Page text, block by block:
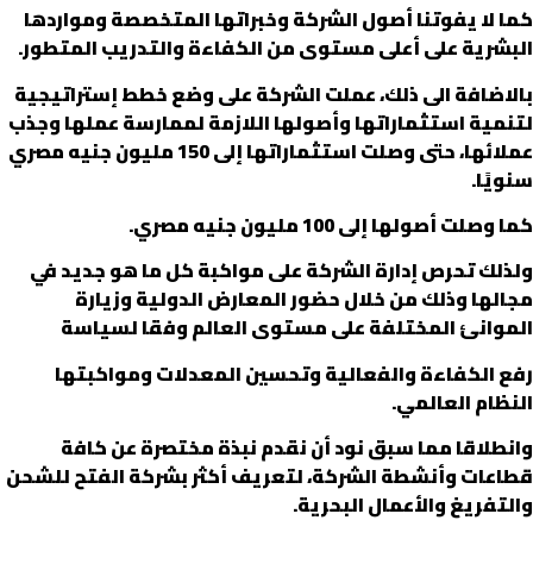
كما لا يفوتنا أصول الشركة وخبراتها المتخصصة ومواردها
البشرية على أعلى مستوى من الكفاءة والتدريب المتطور.
بالاضافة الى ذلك، عملت الشركة على وضع خطط إستراتيجية
لتنمية استثماراتها وأصولها اللازمة لممارسة عملها وجذب
عملائها، حتى وصلت استثماراتها إلى 150 مليون جنيه مصري
سنويًا.
كما وصلت أصولها إلى 100 مليون جنيه مصري.
ولذلك تحرص إدارة الشركة على مواكبة كل ما هو جديد في
مجالها وذلك من خلال حضور المعارض الدولية وزيارة
الموانئ المختلفة على مستوى العالم وفقا لسياسة
رفع الكفاءة والفعالية وتحسين المعدلات ومواكبتها
النظام العالمي.
وانطلاقامماسبق نود أن نقدم نبذة مختصرة عن كافة
قطاعات وأنشطة الشركة، لتعريف أكثر بشركة الفتح للشحن
والتفريغ والأعمال البحرية.